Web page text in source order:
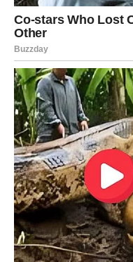
Moguće je:
rešenje problema koji
podrška osobe koja
vest koja vam vraća
manji, ali značajan
Karma vas nagrađuje
kada je bilo teško.